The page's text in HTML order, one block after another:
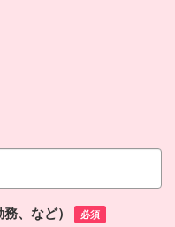
、など） 必須